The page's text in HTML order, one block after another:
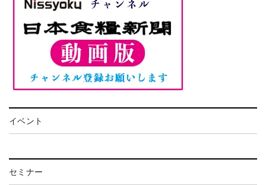
イベント
セミナー